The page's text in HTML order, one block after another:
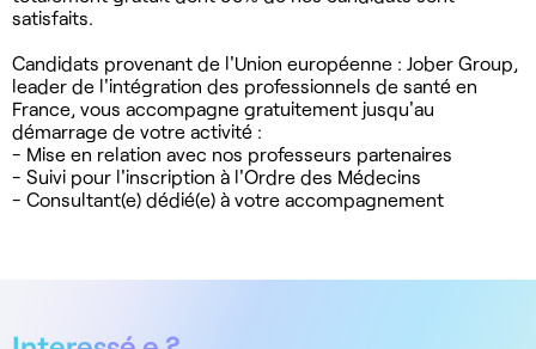
satisfaits.
Candidats provenant de l'Union européenne : Jober Group,
leader de l'intégration des professionnels de santé en
France, vous accompagne gratuitement jusqu'au
démarrage de votre activité :
- Mise en relation avec nos professeurs partenaires
- Suivi pour l'inscription à l'Ordre des Médecins
- Consultant(e) dédié(e) à votre accompagnement